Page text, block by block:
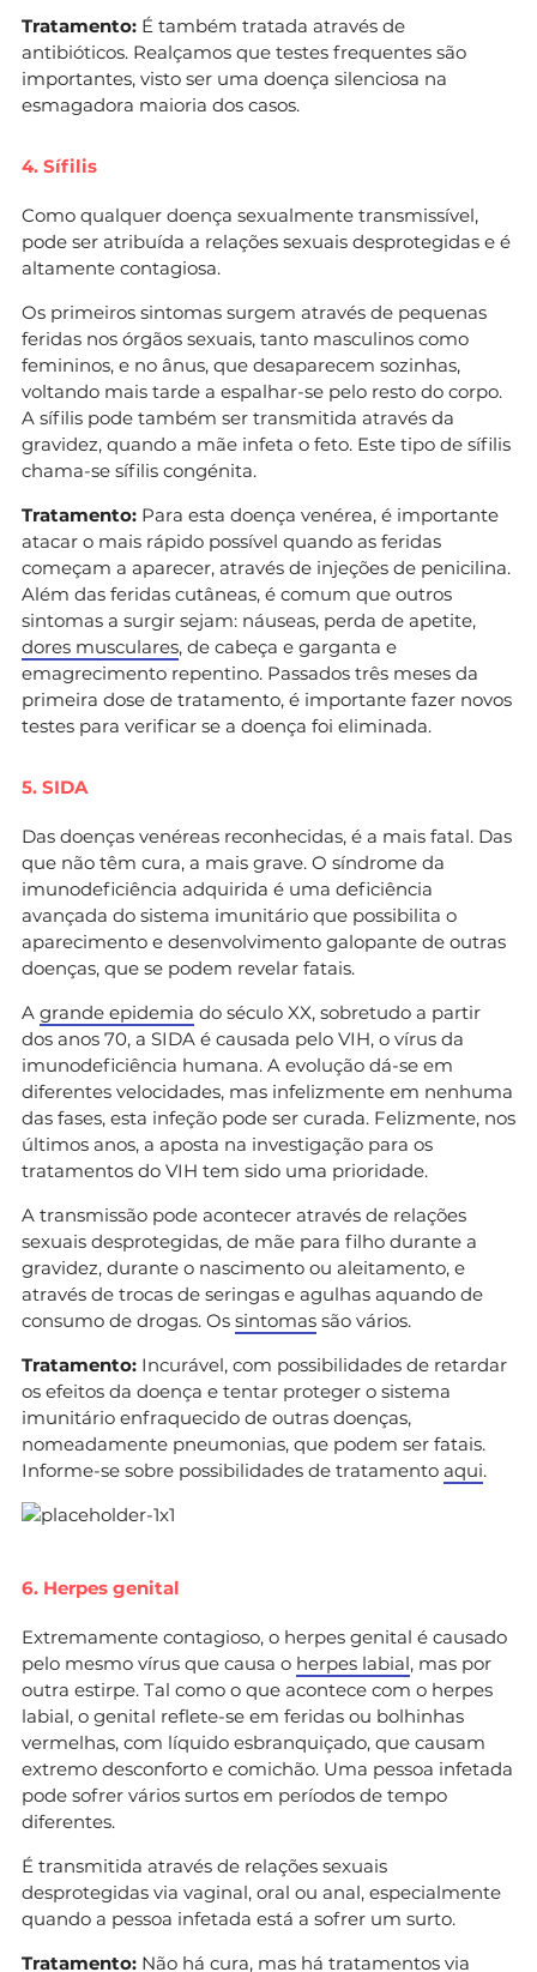
Tratamento: É também tratada através de
antibióticos. Realçamos que testes frequentes são
importantes, visto ser uma doença silenciosa na
esmagadora maioria dos casos.
4. Sífilis
Como qualquer doença sexualmente transmissível,
pode ser atribuída a relações sexuais desprotegidas e é
altamente contagiosa.
Os primeiros sintomas surgem através de pequenas
feridas nos órgãos sexuais, tanto masculinos como
femininos, e no ânus, que desaparecem sozinhas,
voltando mais tarde a espalhar-se pelo resto do corpo.
A sífilis pode também ser transmitida através da
gravidez, quando a mãe infeta o feto. Este tipo de sífilis
chama-se sífilis congénita.
Tratamento: Para esta doença venérea, é importante
atacar o mais rápido possível quando as feridas
começam a aparecer, através de injeções de penicilina.
Além das feridas cutâneas, é comum que outros
sintomas a surgir sejam: náuseas, perda de apetite,
dores musculares, de cabeça e garganta e
emagrecimento repentino. Passados três meses da
primeira dose de tratamento, é importante fazer novos
testes para verificar se a doença foi eliminada.
5. SIDA
Das doenças venéreas reconhecidas, é a mais fatal. Das
que não têm cura, a mais grave. O síndrome da
imunodeficiência adquirida é uma deficiência
avançada do sistema imunitário que possibilita o
aparecimento e desenvolvimento galopante de outras
doenças, que se podem revelar fatais.
A grande epidemia do século XX, sobretudo a partir
dos anos 70, a SIDA é causada pelo VIH, o vírus da
imunodeficiência humana. A evolução dá-se em
diferentes velocidades, mas infelizmente em nenhuma
das fases, esta infeção pode ser curada. Felizmente, nos
últimos anos, a aposta na investigação para os
tratamentos do VIH tem sido uma prioridade.
A transmissão pode acontecer através de relações
sexuais desprotegidas, de mãe para filho durante a
gravidez, durante o nascimento ou aleitamento, e
através de trocas de seringas e agulhas aquando de
consumo de drogas. Os sintomas são vários.
Tratamento: Incurável, com possibilidades de retardar
os efeitos da doença e tentar proteger o sistema
imunitário enfraquecido de outras doenças,
nomeadamente pneumonias, que podem ser fatais.
Informe-se sobre possibilidades de tratamento aqui.
6. Herpes genital
Extremamente contagioso, o herpes genital é causado
pelo mesmo vírus que causa o herpes labial, mas por
outra estirpe. Tal como o que acontece com o herpes
labial, o genital reflete-se em feridas ou bolhinhas
vermelhas, com líquido esbranquiçado, que causam
extremo desconforto e comichão. Uma pessoa infetada
pode sofrer vários surtos em períodos de tempo
diferentes.
É transmitida através de relações sexuais
desprotegidas via vaginal, oral ou anal, especialmente
quando a pessoa infetada está a sofrer um surto.
Tratamento: Não há cura, mas há tratamentos via